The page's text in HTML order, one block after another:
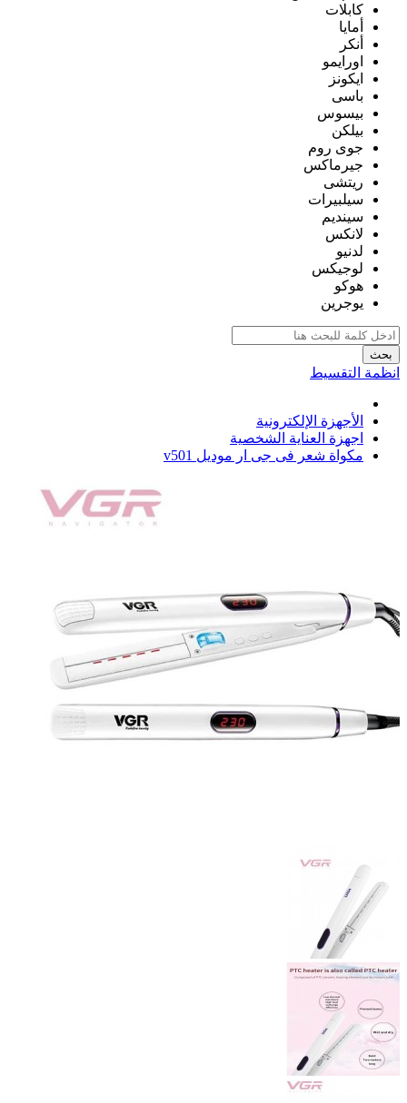
كابلات
أمايا
أنكر
اورايمو
ايكونز
باسى
بيسوس
بيلكن
جوى روم
جيرماكس
ريتشى
سيلبيرات
سينديم
لانكس
لدنيو
لوجيكس
هوكو
يوجرين
بحث
انظمة التقسيط
الأجهزة الإلكترونية
اجهزة العناية الشخصية
مكواة شعر فى جى ار موديل v501